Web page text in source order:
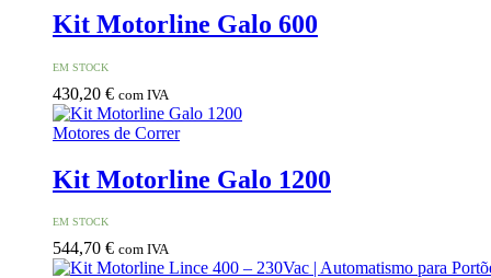
Kit Motorline Galo 600
EM STOCK
430,20 € com IVA
Motores de Correr
Kit Motorline Galo 1200
EM STOCK
544,70 € com IVA